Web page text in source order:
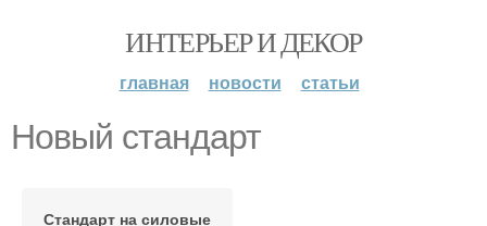
ИНТЕРЬЕР И ДЕКОР
главная новости статьи
Новый стандарт
Стандарт на силовые